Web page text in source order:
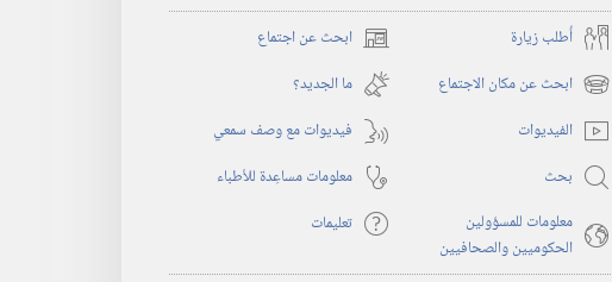
أُطلب زيارة
ابحث عن اجتماع (يفتح
نافذة
جديدة)
ابحث عن مكان الاجتماع (يفتح
نافذة
جديدة)
ما الجديد؟‏
الفيديوات
فيديوات مع وصف سمعي
بحث
معلومات مساعِدة للأطباء
معلومات للمسؤولين
الحكوميين والصحافيين
تعليمات